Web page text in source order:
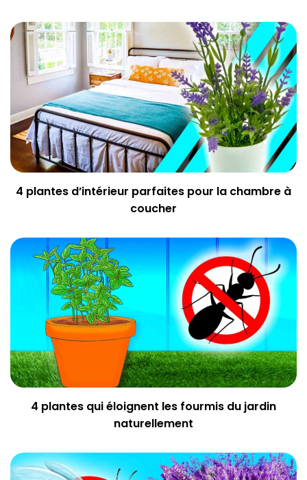
4 plantes d’intérieur parfaites pour la chambre à
coucher
4 plantes qui éloignent les fourmis du jardin
naturellement